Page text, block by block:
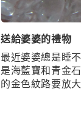
送給婆婆的禮物
最近婆婆總是睡
是海藍寶和青金
的金色紋路要放